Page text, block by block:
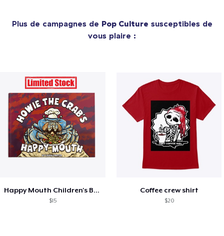
Plus de campagnes de Pop Culture susceptibles de
vous plaire :
Happy Mouth Children's Book
$15
Coffee crew shirt
$20